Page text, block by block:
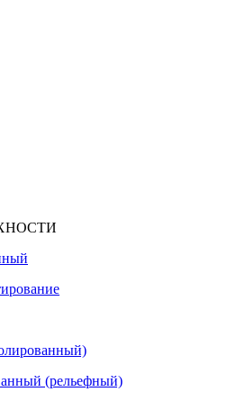
(рельефный)